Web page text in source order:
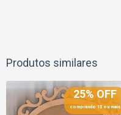
Produtos similares
25% OFF
comprando 15 ou mais